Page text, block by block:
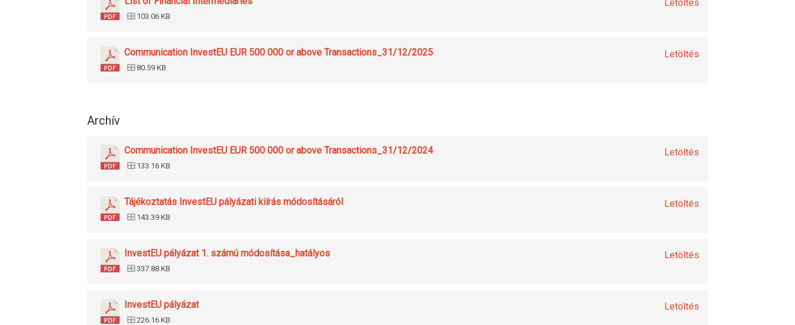
Letöltés
103.06 KB
Letöltés
Communication InvestEU EUR 500 000 or above Transactions_31/12/2025
80.59 KB
Archív
Letöltés
Communication InvestEU EUR 500 000 or above Transactions_31/12/2024
133.16 KB
Letöltés
Tájékoztatás InvestEU pályázati kiírás módosításáról
143.39 KB
Letöltés
InvestEU pályázat 1. számú módosítása_hatályos
337.88 KB
Letöltés
InvestEU pályázat
226.16 KB